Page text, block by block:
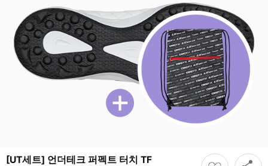
[UT세트] 언더테크 퍼펙트 터치 TF